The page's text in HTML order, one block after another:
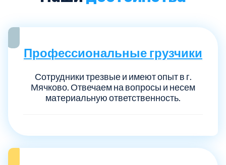
Профессиональные грузчики
Сотрудники трезвые и имеют опыт в г.
Мячково. Отвечаем на вопросы и несем
материальную ответственность.